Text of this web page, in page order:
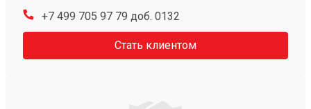
+7 499 705 97 79 доб. 0132
Стать клиентом